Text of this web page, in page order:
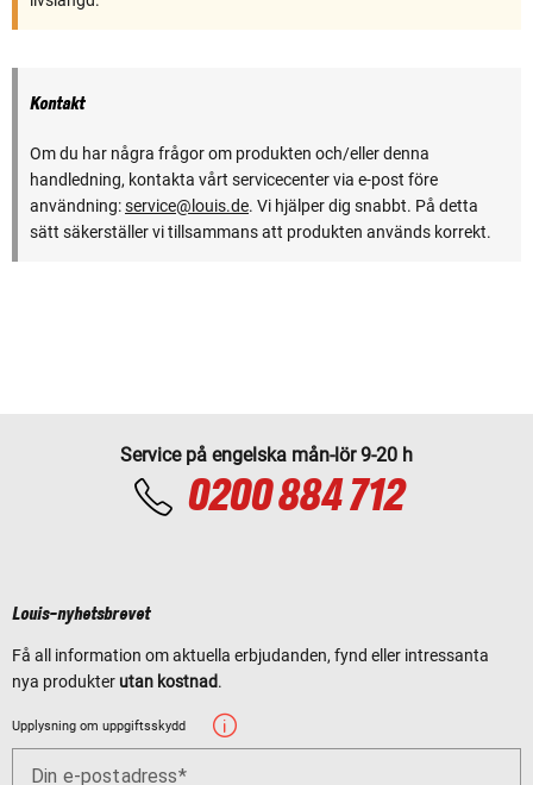
Kontakt
Om du har några frågor om produkten och/eller denna
handledning, kontakta vårt servicecenter via e-post före
användning:service@louis.de. Vi hjälper dig snabbt. På detta
sätt säkerställer vi tillsammans att produkten används korrekt.
Service på engelska mån-lör 9-20 h
0200 884 712
Louis-nyhetsbrevet
Få all information om aktuella erbjudanden, fynd eller intressanta
nya produkter utan kostnad.
Upplysning om uppgiftsskydd
Din e-postadress